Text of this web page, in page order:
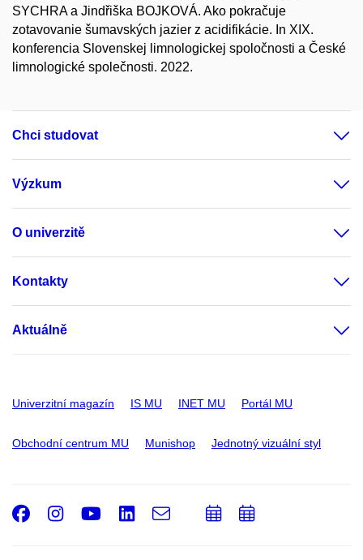
SYCHRA a Jindřiška BOJKOVÁ. Ako pokračuje
zotavovanie šumavských jazier z acidifikácie. In XIX.
konferencia Slovenskej limnologickej spoločnosti a České
limnologické společnosti. 2022.
Chci studovat
Výzkum
O univerzitě
Kontakty
Aktuálně
Univerzitní magazín IS MU INET MU Portál MU
Obchodní centrum MU Munishop Jednotný vizuální styl
Facebook
Instagram
Youtube
LinkedIn
e-
PřidatPřidat